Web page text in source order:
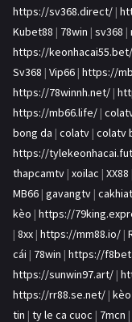
https://sv368.direct/ |
Kubet88 | 78win | sv368 |
https://keonhacai55.bet/
Sv368 | Vip66 | https://
https://78winnh.net/ |
https://mb66.life/ |
bong da | colatv | colatv
https://
thapcamtv | xoilac | XX88
MB66 | gavangtv |
kèo | https://
| 8xx | https://mm88.io/ |
cái | 78win | https://
https://sunwin97.art/ |
https://rr88.se.net/ | kèo
tin | ty le ca cuoc | 7mcn |